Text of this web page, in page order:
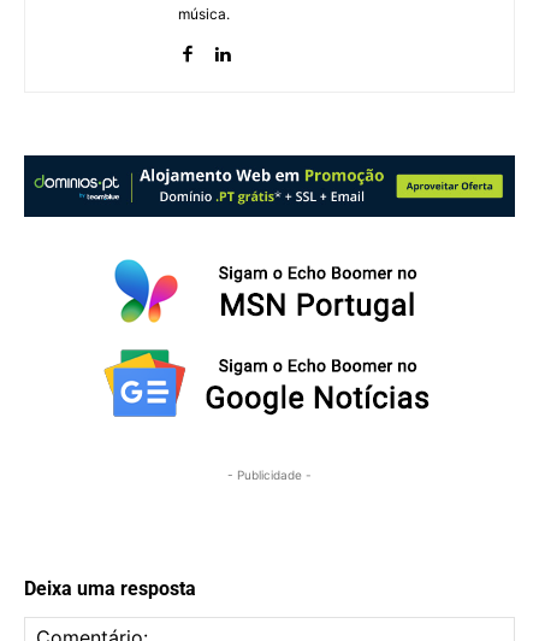
música.
- Publicidade -
Deixa uma resposta